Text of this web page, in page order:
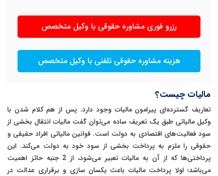
رزرو فوری مشاوره حقوقی با وکیل متخصص
هزینه مشاوره حقوقی تلفنی با وکیل متخصص
مالیات چیست؟
تعاریف گسترده‌ای پیرامون مالیات وجود دارد. پس از هم کلام شدن با
وکیل مالیاتی طبق یک تعریف ساده می‌توان گفت مالیات انتقال بخشی از
سود فعالیت‌های اقتصادی به دولت است. قوانین مالیاتی افراد حقیقی و
حقوقی را ملزم به پرداخت بخشی از سود خود به دولت می‌کند. این
پرداختی‌ها که از آن به مالیات تعبیر می‌شود، از 2 جنبه حائز اهمیت
می‌باشد؛ اولا پرداخت مالیات باعث یکسان سازی و برقراری عدالت در